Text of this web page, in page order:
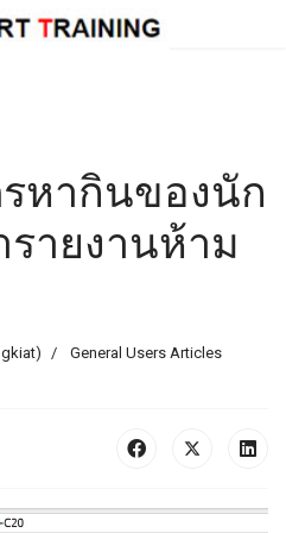
หากินของนัก
ายงานห้าม
General Users Articles